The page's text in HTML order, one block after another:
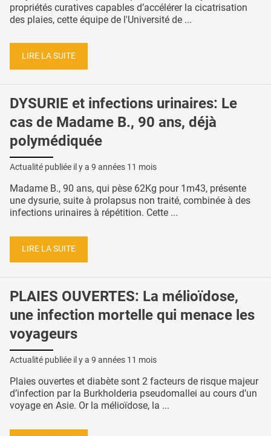
propriétés curatives capables d’accélérer la cicatrisation
des plaies, cette équipe de l'Université de ...
LIRE LA SUITE
DYSURIE et infections urinaires: Le
cas de Madame B., 90 ans, déjà
polymédiquée
Actualité publiée il y a 9 années 11 mois
Madame B., 90 ans, qui pèse 62Kg pour 1m43, présente
une dysurie, suite à prolapsus non traité, combinée à des
infections urinaires à répétition. Cette ...
LIRE LA SUITE
PLAIES OUVERTES: La mélioïdose,
une infection mortelle qui menace les
voyageurs
Actualité publiée il y a 9 années 11 mois
Plaies ouvertes et diabète sont 2 facteurs de risque majeur
d’infection par la Burkholderia pseudomallei au cours d’un
voyage en Asie. Or la mélioïdose, la ...